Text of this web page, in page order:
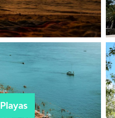
Playas